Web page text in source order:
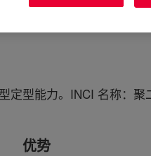
型能力。INCI 名称：聚
优势